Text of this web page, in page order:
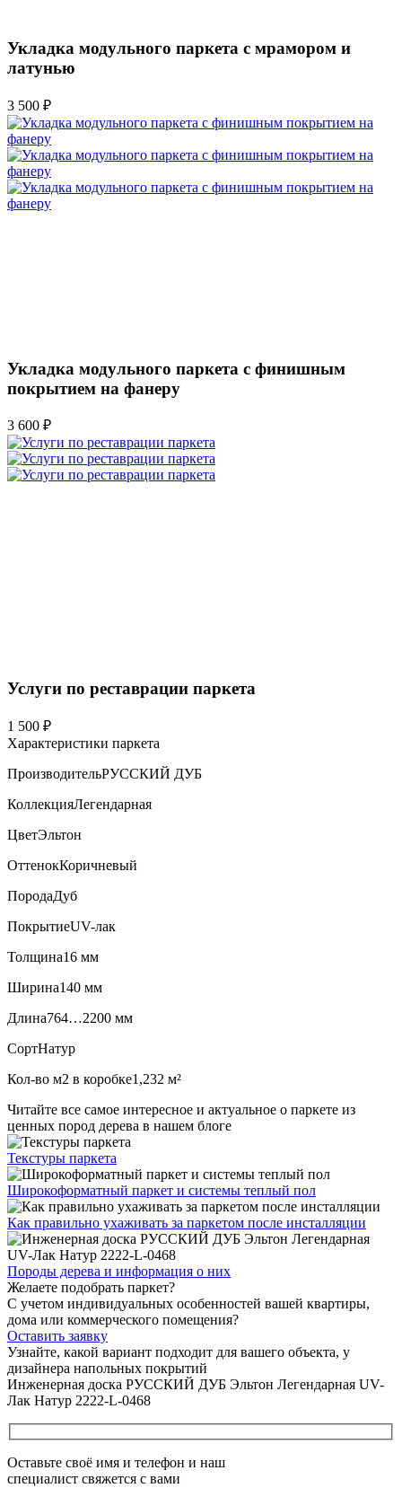
Укладка модульного паркета с мрамором и
латунью
3 500 ₽
Укладка модульного паркета с финишным
покрытием на фанеру
3 600 ₽
Услуги по реставрации паркета
1 500 ₽
Характеристики паркета
ПроизводительРУССКИЙ ДУБ
КоллекцияЛегендарная
ЦветЭльтон
ОттенокКоричневый
ПородаДуб
ПокрытиеUV-лак
Толщина16 мм
Ширина140 мм
Длина764…2200 мм
СортНатур
Кол-во м2 в коробке1,232 м²
Читайте все самое интересное и актуальное о паркете из
ценных пород дерева в нашем блоге
Текстуры паркета
Широкоформатный паркет и системы теплый пол
Как правильно ухаживать за паркетом после инсталляции
Породы дерева и информация о них
Желаете подобрать паркет?
С учетом индивидуальных особенностей вашей квартиры,
дома или коммерческого помещения?
Оставить заявку
Узнайте, какой вариант подходит для вашего объекта, у
дизайнера напольных покрытий
Инженерная доска РУССКИЙ ДУБ Эльтон Легендарная UV-
Лак Натур 2222-L-0468
Оставьте своё имя и телефон и наш
специалист свяжется с вами